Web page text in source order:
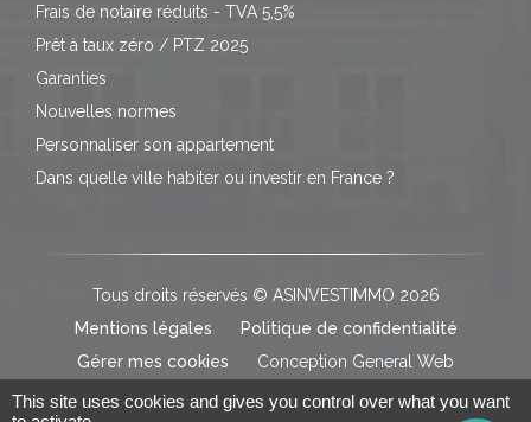
Frais de notaire réduits - TVA 5,5%
Prêt à taux zéro / PTZ 2025
Garanties
Nouvelles normes
Personnaliser son appartement
Dans quelle ville habiter ou investir en France ?
Tous droits réservés © ASINVESTIMMO 2026
Mentions légales
Politique de confidentialité
Gérer mes cookies
Conception General Web
This site uses cookies and gives you control over what you want